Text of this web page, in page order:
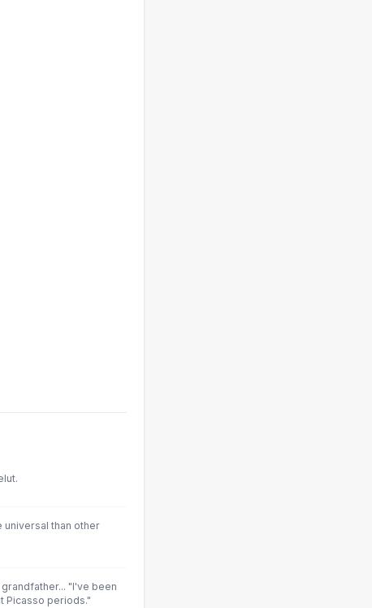
universal than other
"I've been
Picasso periods."